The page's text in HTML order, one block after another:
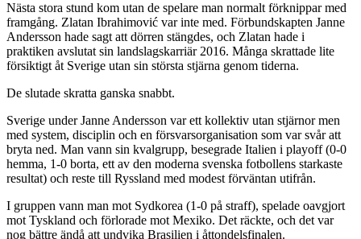
Nästa stora stund kom utan de spelare man normalt förknippar med
framgång. Zlatan Ibrahimović var inte med. Förbundskapten Janne
Andersson hade sagt att dörren stängdes, och Zlatan hade i
praktiken avslutat sin landslagskarriär 2016. Många skrattade lite
försiktigt åt Sverige utan sin största stjärna genom tiderna.
De slutade skratta ganska snabbt.
Sverige under Janne Andersson var ett kollektiv utan stjärnor men
med system, disciplin och en försvarsorganisation som var svår att
bryta ned. Man vann sin kvalgrupp, besegrade Italien i playoff (0-0
hemma, 1-0 borta, ett av den moderna svenska fotbollens starkaste
resultat) och reste till Ryssland med modest förväntan utifrån.
I gruppen vann man mot Sydkorea (1-0 på straff), spelade oavgjort
mot Tyskland och förlorade mot Mexiko. Det räckte, och det var
nog bättre ändå att undvika Brasilien i åttondelsfinalen.